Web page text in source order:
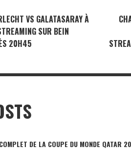
VS GALATASARAY À
SUR BEIN
20H45
DE LA COUPE DU MONDE QATAR